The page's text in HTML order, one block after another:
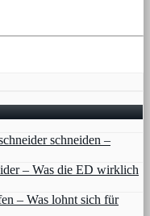
schneiden –
– Was die ED wirklich
– Was lohnt sich für